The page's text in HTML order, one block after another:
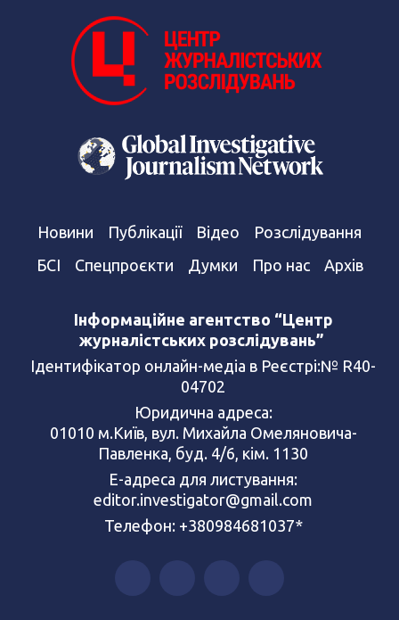
Новини Публікації Відео
Розслідування
БСІ
Спецпроєкти Думки Про нас Архів
Інформаційне агентство “Центр
журналістських розслідувань”
Ідентифікатор онлайн-медіа в Реєстрі:№ R40-
04702
Юридична адреса:
01010 м.Київ, вул. Михайла Омеляновича-
Павленка, буд. 4/6, кім. 1130
Е-адреса для листування:
editor.investigator@gmail.com
Телефон: +380984681037*